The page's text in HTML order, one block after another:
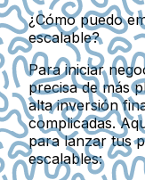
¿Cómo puedo
escalable?
Para iniciar
precisa de más
alta inversión
complicadas.
para lanzar tus
escalables: